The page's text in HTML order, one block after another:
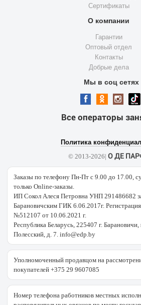
Сертификаты
О компании
Гарантии
Оптовый отдел
Контакты
Добрые дела
Мы в соц сетях
Все операторы
Политика
© 2013-2026| О ДЕ
Заказы по телефону Пн-Пт с 9.00 до 17.00,
только Online-заказы.
ИП Сокол Алеся Петровна УНП 291486682
Барановичским ГИК 6.06.2017г.
№512107 от 10.06.2021 г.
Республика Беларусь, 225407 г.
Полесский, д. 7. info@edp.by
Уполномоченный продавцом на
покупателей +375 29 9607085
Номер телефона работников местных